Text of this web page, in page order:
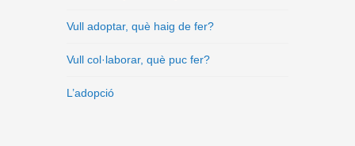
Vull adoptar, què haig de fer?
Vull col·laborar, què puc fer?
L’adopció